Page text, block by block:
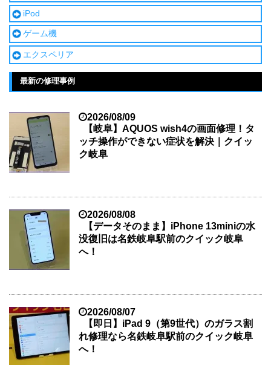
iPod
ゲーム機
エクスペリア
最新の修理事例
2026/08/09
【岐阜】AQUOS wish4の画面修理！タ
ッチ操作ができない症状を解決｜クイッ
ク岐阜
2026/08/08
【データそのまま】iPhone 13miniの水
没復旧は名鉄岐阜駅前のクイック岐阜
へ！
2026/08/07
【即日】iPad 9（第9世代）のガラス割
れ修理なら名鉄岐阜駅前のクイック岐阜
へ！